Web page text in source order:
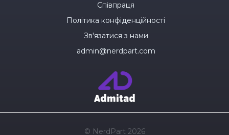
Співпраця
Політика конфіденційності
Зв'язатися з нами
admin@nerdpart.com
© NerdPart 2026